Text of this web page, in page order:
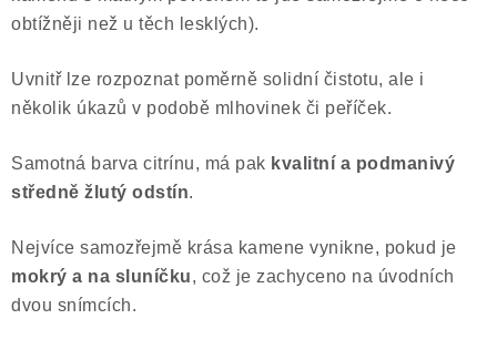
obtížněji než u těch lesklých).
Uvnitř lze rozpoznat poměrně solidní čistotu, ale i
několik úkazů v podobě mlhovinek či peříček.
Samotná barva citrínu, má pak kvalitní a podmanivý
středně žlutý odstín.
Nejvíce samozřejmě krása kamene vynikne, pokud je
mokrý a na sluníčku, což je zachyceno na úvodních
dvou snímcích.